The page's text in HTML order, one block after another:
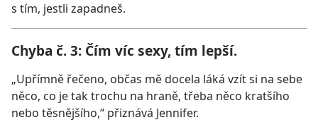
s tím, jestli zapadneš.
Chyba č. 3: Čím víc sexy, tím lepší.
„Upřímně řečeno, občas mě docela láká vzít si na sebe
něco, co je tak trochu na hraně, třeba něco kratšího
nebo těsnějšího,“ přiznává Jennifer.